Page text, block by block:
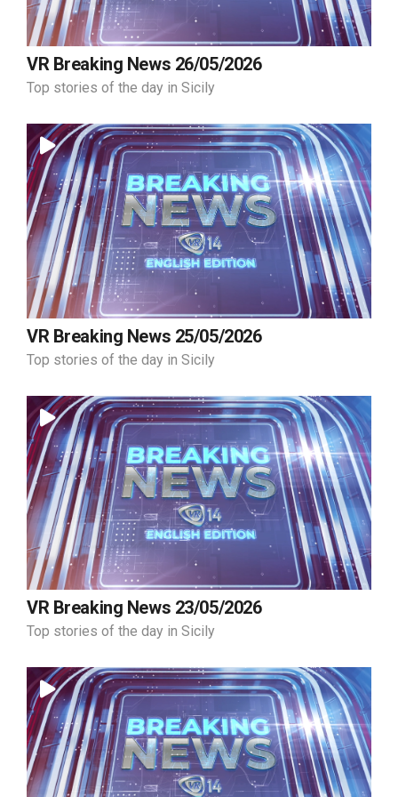
VR Breaking News 26/05/2026
Top stories of the day in Sicily
VR Breaking News 25/05/2026
Top stories of the day in Sicily
VR Breaking News 23/05/2026
Top stories of the day in Sicily